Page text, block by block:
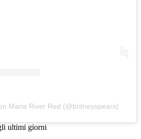
Maria River Red (@britneyspears)
ultimi giorni